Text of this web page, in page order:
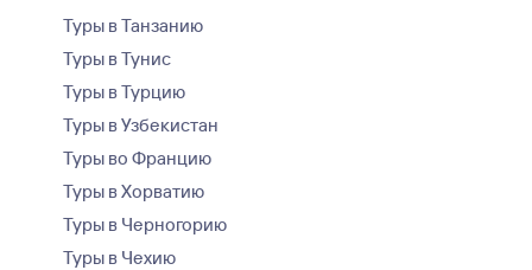
Туры в Танзанию
Туры в Тунис
Туры в Турцию
Туры в Узбекистан
Туры во Францию
Туры в Хорватию
Туры в Черногорию
Туры в Чехию